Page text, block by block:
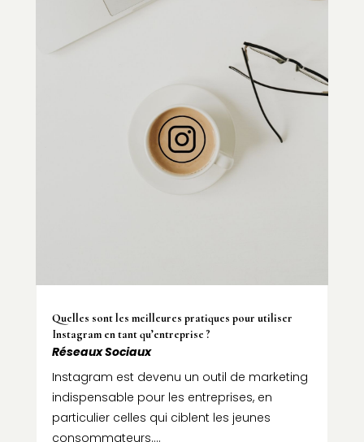
Quelles sont les meilleures pratiques pour utiliser
Instagram en tant qu’entreprise ?
Réseaux Sociaux
Instagram est devenu un outil de marketing
indispensable pour les entreprises, en
particulier celles qui ciblent les jeunes
consommateurs....